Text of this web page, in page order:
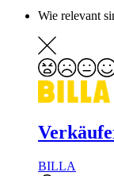
Wie relevant
BILLA